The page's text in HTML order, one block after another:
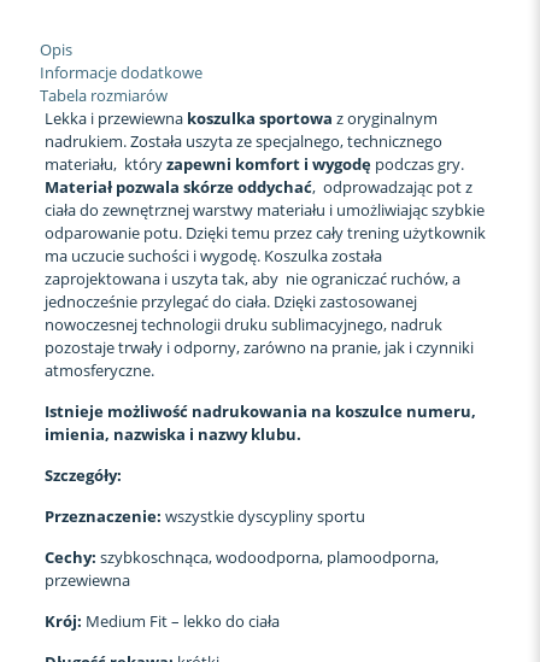
Opis
Informacje dodatkowe
Tabela rozmiarów
Lekka i przewiewna koszulka sportowa z oryginalnym
nadrukiem. Została uszyta ze specjalnego, technicznego
materiału, któryzapewni komfort i wygodępodczas gry.
Materiał pozwala skórze oddychać, odprowadzając pot z
ciała do zewnętrznej warstwy materiału i umożliwiając szybkie
odparowanie potu. Dzięki temu przez cały trening użytkownik
ma uczucie suchości i wygodę. Koszulka została
zaprojektowana i uszyta tak, aby nie ograniczać ruchów, a
jednocześnie przylegać do ciała. Dzięki zastosowanej
nowoczesnej technologii druku sublimacyjnego, nadruk
pozostaje trwały i odporny, zarówno na pranie, jak i czynniki
atmosferyczne.
Istnieje możliwość nadrukowania na koszulce numeru,
imienia, nazwiska i nazwy klubu.
Szczegóły:
Przeznaczenie: wszystkie dyscypliny sportu
Cechy: szybkoschnąca, wodoodporna, plamoodporna,
przewiewna
Krój: Medium Fit – lekko do ciała